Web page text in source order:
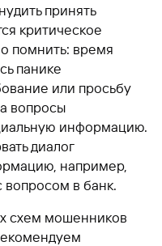
принять
критическое
помнить: время
панике
или просьбу
вопросы
информацию.
диалог
например,
вопросом в банк.
схем мошенников